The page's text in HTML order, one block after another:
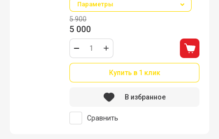
Параметры
5 900
5 000
Купить в 1 клик
Сравнить
В избранное